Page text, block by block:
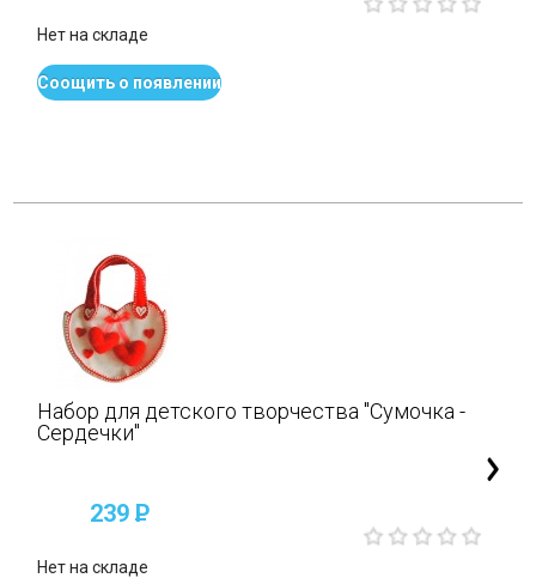
Нет на складе
Соощить о появлении
Набор для детского творчества "Сумочка -
Сердечки"
239P
Нет на складе